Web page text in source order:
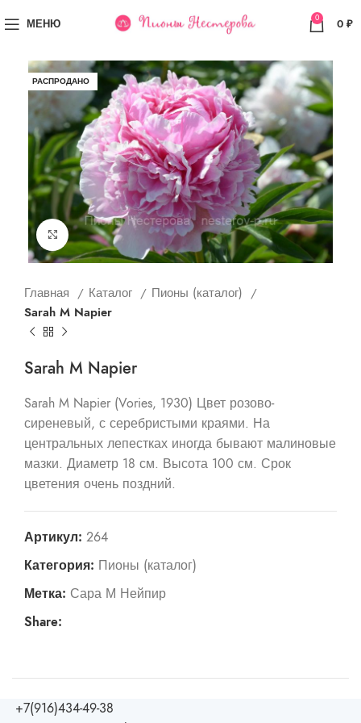
МЕНЮ 0 0 ₽
РАСПРОДАНО
Увеличить
Главная Каталог
Пионы (каталог)
Sarah M Napier
Sarah M Napier
Sarah M Napier (Vories, 1930) Цвет розово-
сиреневый, с серебристыми краями. На
центральных лепестках иногда бывают малиновые
мазки. Диаметр 18 см. Высота 100 см. Срок
цветения очень поздний.
Артикул: 264
Категория: Пионы (каталог)
Метка: Сара М Нейпир
Share:
+7(916)434-49-38